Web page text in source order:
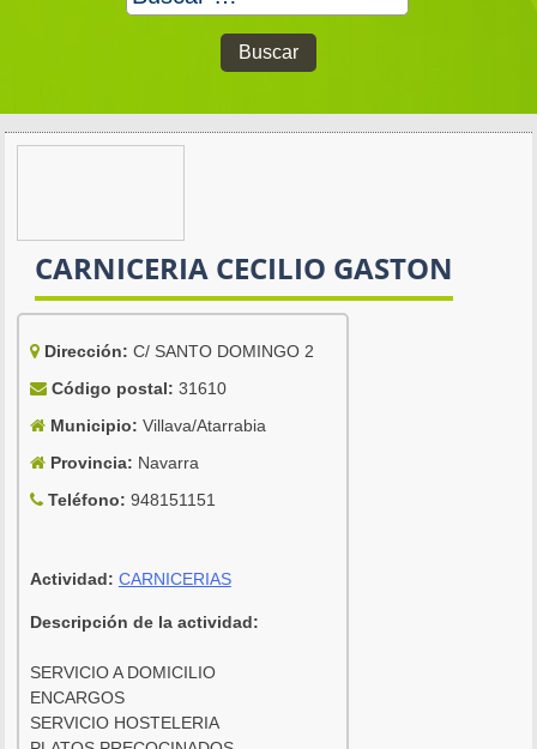
CARNICERIA CECILIO GASTON
Dirección: C/ SANTO DOMINGO 2
Código postal: 31610
Municipio: Villava/Atarrabia
Provincia: Navarra
Teléfono: 948151151
Actividad: CARNICERIAS
Descripción de la actividad:
SERVICIO A DOMICILIO
ENCARGOS
SERVICIO HOSTELERIA